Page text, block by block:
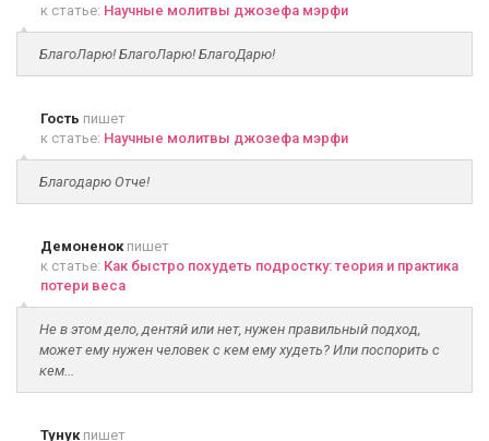
к статье: Научные молитвы джозефа мэрфи
БлагоЛарю! БлагоЛарю! БлагоДарю!
Гость пишет
к статье: Научные молитвы джозефа мэрфи
Благодарю Отче!
Демоненокпишет
к статье: Как быстро похудеть подростку: теория и практика
потери веса
Не в этом дело, дентяй или нет, нужен правильный подход,
может ему нужен человек с кем ему худеть? Или поспорить с
кем...
Тунукпишет